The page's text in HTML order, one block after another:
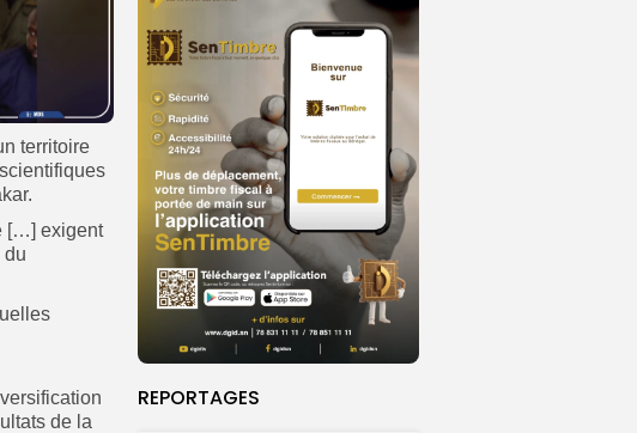
REPORTAGES
territoire
[…] exigent
du
de la